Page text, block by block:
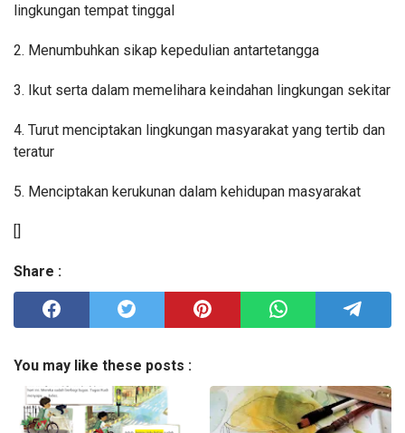
lingkungan tempat tinggal
2. Menumbuhkan sikap kepedulian antartetangga
3. Ikut serta dalam memelihara keindahan lingkungan sekitar
4. Turut menciptakan lingkungan masyarakat yang tertib dan
teratur
5. Menciptakan kerukunan dalam kehidupan masyarakat
[]
Share :
You may like these posts :